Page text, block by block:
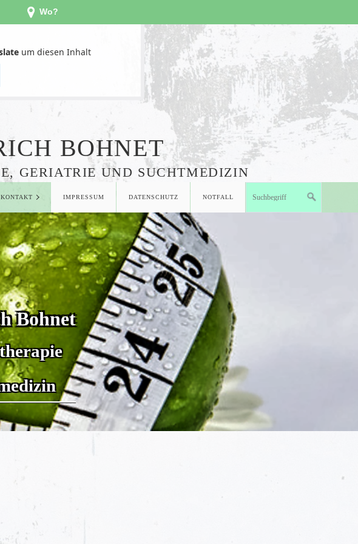
Wo?
BOHNET
GERIATRIE UND SUCHTMEDIZIN
KONTAKT IMPRESSUM DATENSCHUTZ NOTFALL
Bohnet